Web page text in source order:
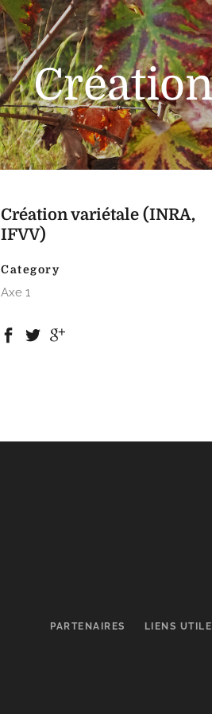
Création variétale (INRA,
IFVV)
Category
Axe 1
PARTENAIRES LIENS